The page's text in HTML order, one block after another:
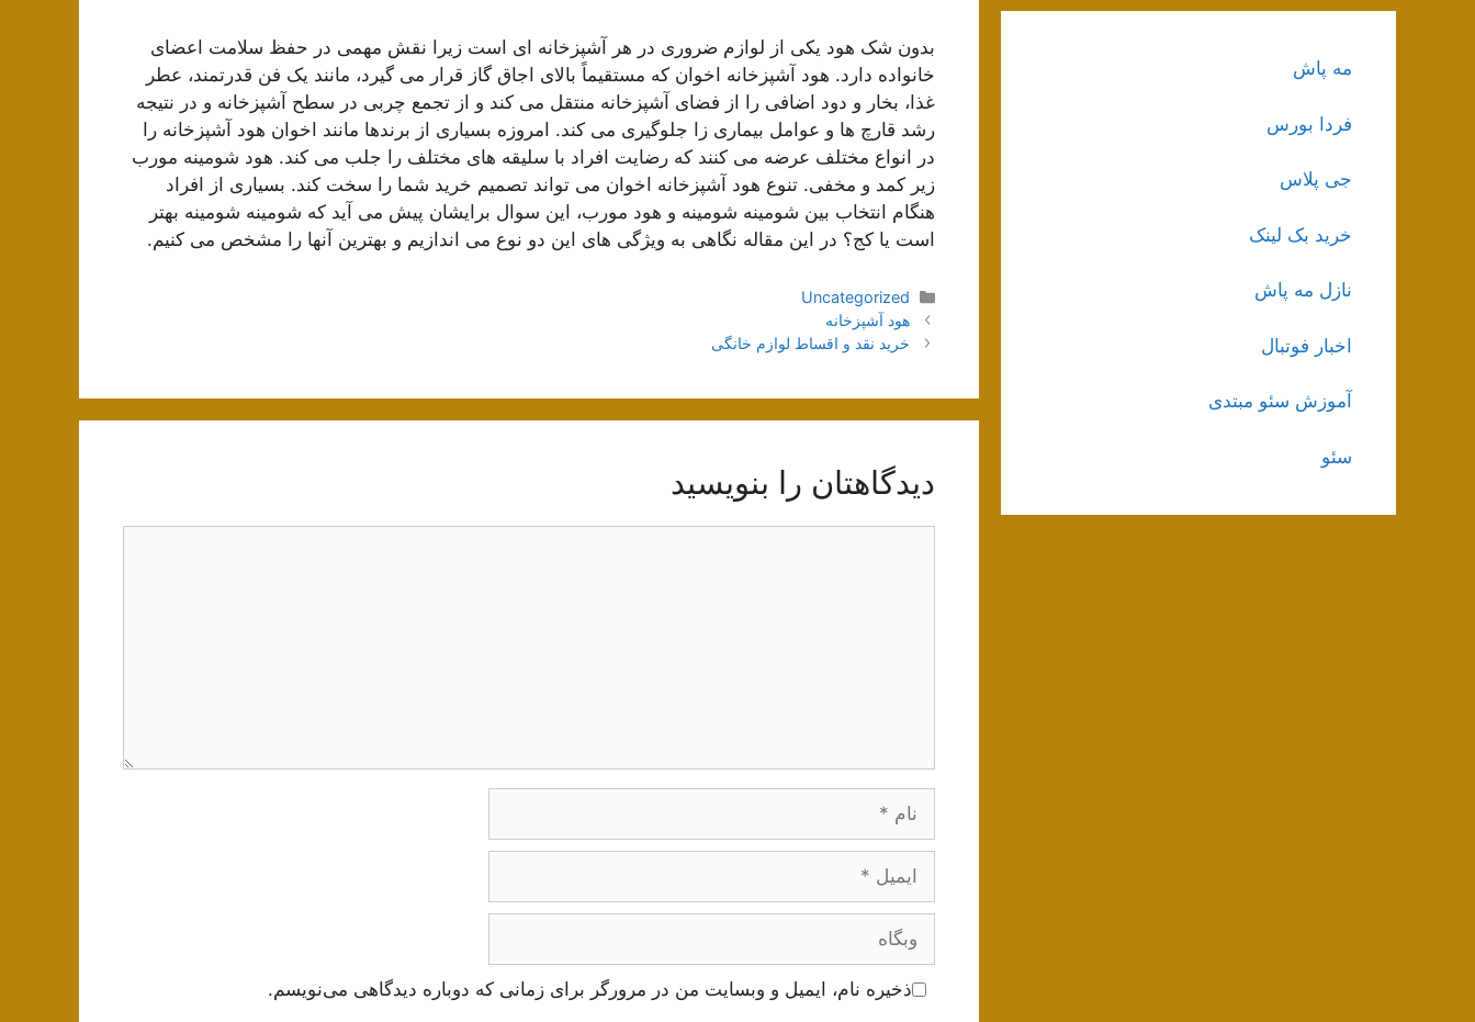
بدون شک هود یکی از لوازم ضروری در هر آشپزخانه ای است زیرا نقش مهمی در حفظ سلامت اعضای
خانواده دارد. هود آشپزخانه اخوان که مستقیماً بالای اجاق گاز قرار می گیرد، مانند یک فن قدرتمند، عطر
غذا، بخار و دود اضافی را از فضای آشپزخانه منتقل می کند و از تجمع چربی در سطح آشپزخانه و در نتیجه
رشد قارچ ها و عوامل بیماری زا جلوگیری می کند. امروزه بسیاری از برندها مانند اخوان هود آشپزخانه را
در انواع مختلف عرضه می کنند که رضایت افراد با سلیقه های مختلف را جلب می کند. هود شومینه مورب
زیر کمد و مخفی. تنوع هود آشپزخانه اخوان می تواند تصمیم خرید شما را سخت کند. بسیاری از افراد
هنگام انتخاب بین شومینه شومینه و هود مورب، این سوال برایشان پیش می آید که شومینه شومینه بهتر
است یا کج؟ در این مقاله نگاهی به ویژگی های این دو نوع می اندازیم و بهترین آنها را مشخص می کنیم.
دسته‌ها
Uncategorized
ناوبری
نوشته‌ها
هود آشپزخانه
خرید نقد و اقساط لوازم خانگی
دیدگاهتان را بنویسید
ایمیل
وبگاه
ذخیره نام، ایمیل و وبسایت من در مرورگر برای زمانی که دوباره دیدگاهی می‌نویسم.
مه پاش
فردا بورس
جی پلاس
خرید بک لینک
نازل مه پاش
اخبار فوتبال
آموزش سئو مبتدی
سئو